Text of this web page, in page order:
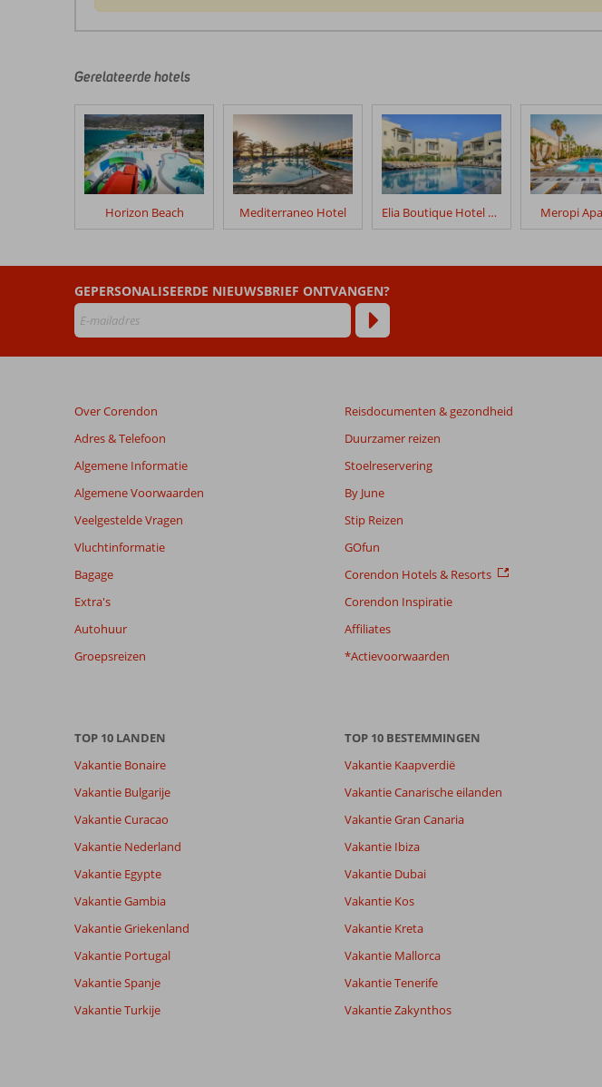
door
klanten
geschreven
na
hun
verblijf
Gouves
Beoordelingen
die
ouder
48
worden
niet
weergegeven
om
relevantie
garanderen.
onze
Gerelateerde hotels
Horizon Beach Mediterraneo Hotel Elia Boutique Hotel by S Resorts Meropi
GEPERSONALISEERDE NIEUWSBRIEF ONTVANGEN?
Over Corendon
Adres & Telefoon
Algemene Informatie
Algemene Voorwaarden
Veelgestelde Vragen
Vluchtinformatie
Bagage
Extra's
Autohuur
Groepsreizen
Reisdocumenten & gezondheid
Duurzamer reizen
Stoelreservering
By June
Stip Reizen
GOfun
Corendon Hotels & Resorts
Corendon Inspiratie
Affiliates
*Actievoorwaarden
TOP 10 LANDEN
Vakantie Bonaire
Vakantie Bulgarije
Vakantie Curacao
Vakantie Nederland
Vakantie Egypte
Vakantie Gambia
Vakantie Griekenland
Vakantie Portugal
Vakantie Spanje
Vakantie Turkije
TOP 10 BESTEMMINGEN
Vakantie Kaapverdië
Vakantie Canarische eilanden
Vakantie Gran Canaria
Vakantie Ibiza
Vakantie Dubai
Vakantie Kos
Vakantie Kreta
Vakantie Mallorca
Vakantie Tenerife
Vakantie Zakynthos